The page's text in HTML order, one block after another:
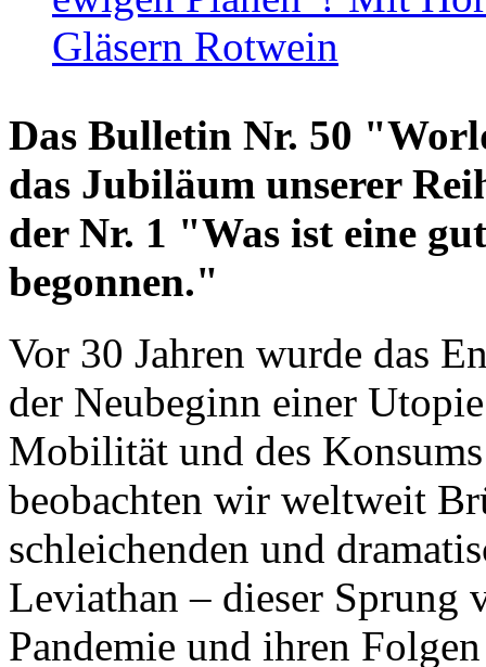
Gläsern Rotwein
Das Bulletin Nr. 50
das Jubiläum unserer
der Nr. 1 "Was ist eine
begonnen."
Vor 30 Jahren wurde das
der Neubeginn einer
Mobilität und des
beobachten wir weltweit
schleichenden und
Leviathan – dieser Sprung
Pandemie und ihren